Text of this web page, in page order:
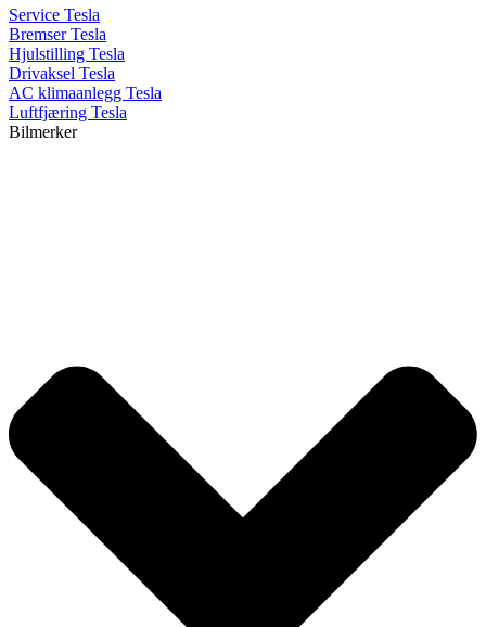
Service Tesla
Bremser Tesla
Hjulstilling Tesla
Drivaksel Tesla
AC klimaanlegg Tesla
Luftfjæring Tesla
Bilmerker